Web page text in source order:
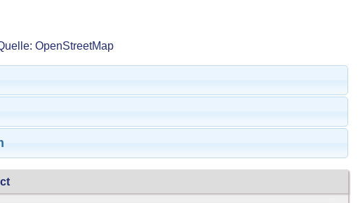
OpenStreetMap